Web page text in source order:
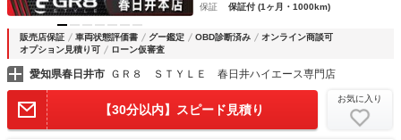
保証
保証付 (1ヶ月・1000km)
販売店保証 車両状態評価書 グー鑑定 OBD診断済み
オンライン商談可
オプション見積り可
ローン仮審査
愛知県春日井市 ＧＲ８ ＳＴＹＬＥ 春日井ハイエース専門店
【30分以内】スピード見積り
お気に入り